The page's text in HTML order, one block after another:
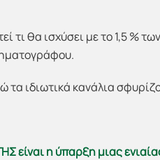
τι θα ισχύσει με το 1,5 %
τα ιδιωτικά κανάλια
η ύπαρξη μιας ενιαίας